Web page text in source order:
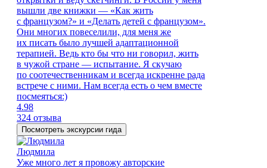
вышли две книжки — «Как жить
с французом?» и «Делать детей с французом».
Они многих повеселили, для меня же
их писать было лучшей адаптационной
терапией. Ведь кто бы что ни говорил, жить
в чужой стране — испытание. Я скучаю
по соотечественникам и всегда искренне рада
встрече с ними. Нам всегда есть о чем вместе
посмеяться:)
4.98
324 отзыва
Посмотреть экскурсии гида
Людмила
Уже много лет я провожу авторские